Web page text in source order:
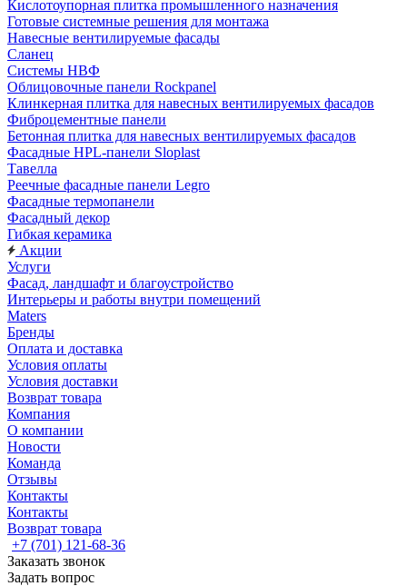
Кислотоупорная плитка промышленного назначения
Готовые системные решения для монтажа
Навесные вентилируемые фасады
Сланец
Системы НВФ
Облицовочные панели Rockpanel
Клинкерная плитка для навесных вентилируемых фасадов
Фиброцементные панели
Бетонная плитка для навесных вентилируемых фасадов
Фасадные HPL-панели Sloplast
Тавелла
Реечные фасадные панели Legro
Фасадные термопанели
Фасадный декор
Гибкая керамика
Акции
Услуги
Фасад, ландшафт и благоустройство
Интерьеры и работы внутри помещений
Maters
Бренды
Оплата и доставка
Условия оплаты
Условия доставки
Возврат товара
Компания
О компании
Новости
Команда
Отзывы
Контакты
Контакты
Возврат товара
+7 (701) 121-68-36
Заказать звонок
Задать вопрос